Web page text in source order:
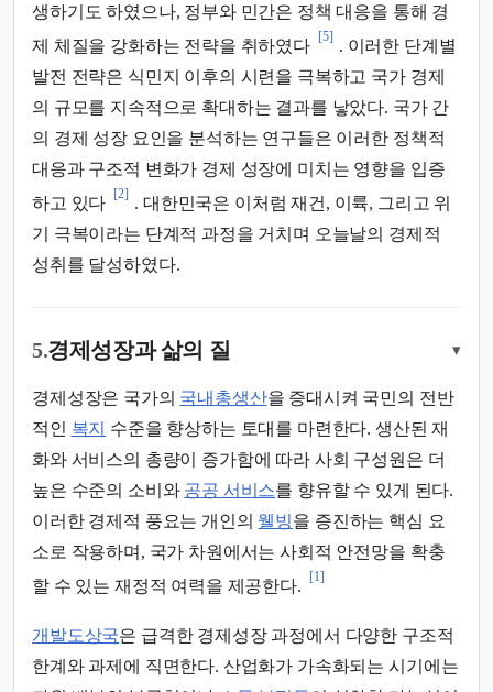
생하기도 하였으나, 정부와 민간은 정책 대응을 통해 경
제 체질을 강화하는 전략을 취하였다
[5]
. 이러한 단계별
발전 전략은 식민지 이후의 시련을 극복하고 국가 경제
의 규모를 지속적으로 확대하는 결과를 낳았다. 국가 간
의 경제 성장 요인을 분석하는 연구들은 이러한 정책적
대응과 구조적 변화가 경제 성장에 미치는 영향을 입증
하고 있다
[2]
. 대한민국은 이처럼 재건, 이륙, 그리고 위
기 극복이라는 단계적 과정을 거치며 오늘날의 경제적
성취를 달성하였다.
5.경제성장과 삶의 질 ▾
경제성장은 국가의 국내총생산을 증대시켜 국민의 전반
적인 복지
수준을 향상하는 토대를 마련한다. 생산된 재
화와 서비스의 총량이 증가함에 따라 사회 구성원은 더
높은 수준의 소비와 공공 서비스를 향유할 수 있게 된다.
이러한 경제적 풍요는 개인의 웰빙을 증진하는 핵심 요
소로 작용하며, 국가 차원에서는 사회적 안전망을 확충
할 수 있는 재정적 여력을 제공한다.
[1]
개발도상국은 급격한 경제성장 과정에서 다양한 구조적
한계와 과제에 직면한다. 산업화가 가속화되는 시기에는